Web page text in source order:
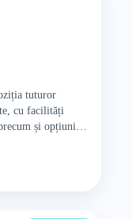
tuturor
cu facilități
și opțiuni